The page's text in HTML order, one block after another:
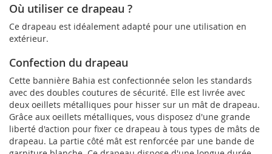
Où utiliser ce drapeau ?
Ce drapeau est idéalement adapté pour une utilisation en
extérieur.
Confection du drapeau
Cette bannière Bahia est confectionnée selon les standards
avec des doubles coutures de sécurité. Elle est livrée avec
deux oeillets métalliques pour hisser sur un mât de drapeau.
Grâce aux oeillets métalliques, vous disposez d'une grande
liberté d'action pour fixer ce drapeau à tous types de mâts de
drapeau. La partie côté mât est renforcée par une bande de